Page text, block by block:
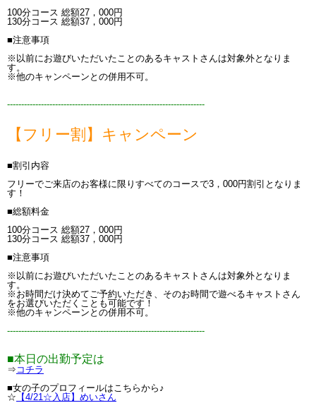
100分コース 総額27，000円
130分コース 総額37，000円
■注意事項
※以前にお遊びいただいたことのあるキャストさんは対象外となりま
す。
※他のキャンペーンとの併用不可。
----------------------------------------------------------------------
【フリー割】キャンペーン
■割引内容
フリーでご来店のお客様に限りすべてのコースで3，000円割引となりま
す！
■総額料金
100分コース 総額27，000円
130分コース 総額37，000円
■注意事項
※以前にお遊びいただいたことのあるキャストさんは対象外となりま
す。
※お時間だけ決めてご予約いただき、そのお時間で遊べるキャストさん
をお選びいただくことも可能です！
※他のキャンペーンとの併用不可。
----------------------------------------------------------------------
■本日の出勤予定は
⇒ コチラ
■女の子のプロフィールはこちらから♪
☆ 【4/21☆入店】めいさん